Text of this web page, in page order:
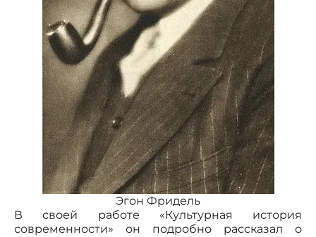
Эгон Фридель
В своей работе «Культурная история
современности» он подробно рассказал о